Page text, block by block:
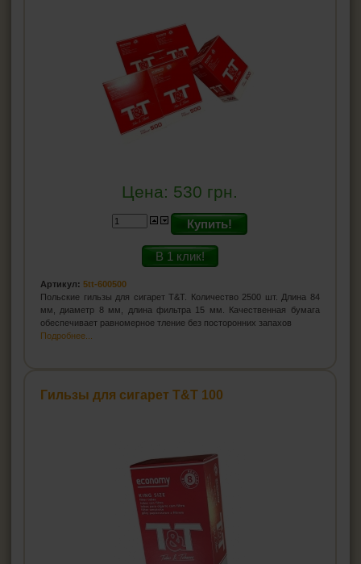
Цена: 530 грн.
Купить!
В 1 клик!
Артикул: 5tt-600500
Польские гильзы для сигарет T&T. Количество 2500 шт. Длина 84
мм, диаметр 8 мм, длина фильтра 15 мм. Качественная бумага
обеспечивает равномерное тление без посторонних запахов
Подробнее...
Гильзы для сигарет Т&T 100